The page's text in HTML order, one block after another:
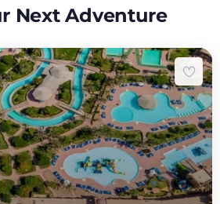
Next Adventure